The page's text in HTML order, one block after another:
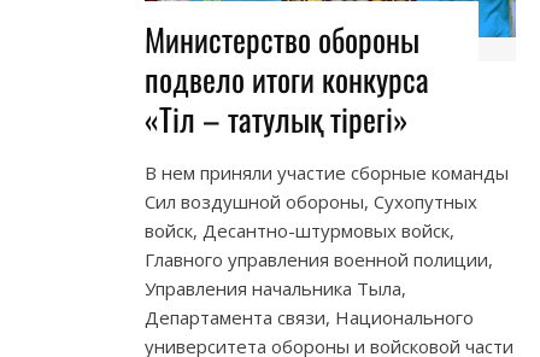
Министерство обороны
подвело итоги конкурса
«Тіл – татулық тірегі»
В нем приняли участие сборные команды
Сил воздушной обороны, Сухопутных
войск, Десантно-штурмовых войск,
Главного управления военной полиции,
Управления начальника Тыла,
Департамента связи, Национального
университета обороны и войсковой части